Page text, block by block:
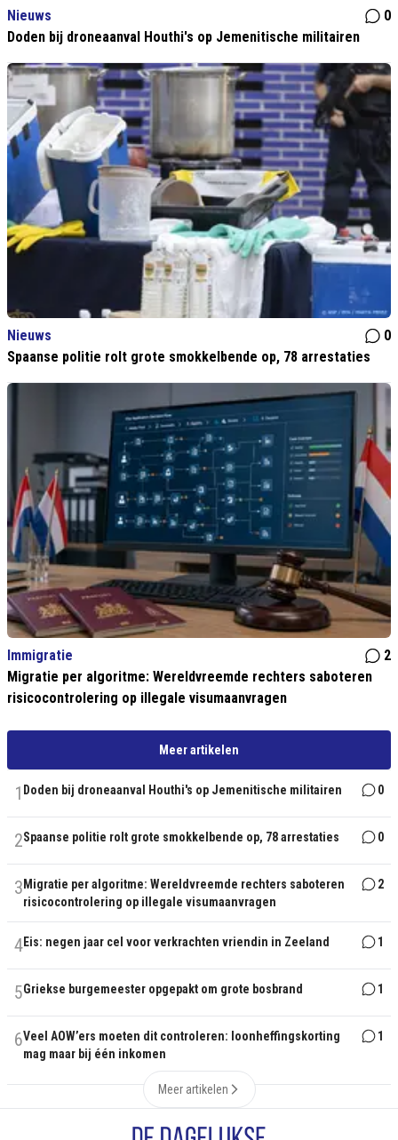
Nieuws
0
Doden bij droneaanval Houthi's op Jemenitische militairen
Nieuws
0
Spaanse politie rolt grote smokkelbende op, 78 arrestaties
Immigratie
2
Migratie per algoritme: Wereldvreemde rechters saboteren
risicocontrolering op illegale visumaanvragen
Meer artikelen
1 Doden bij droneaanval Houthi's op Jemenitische militairen 0
2Spaanse politie rolt grote smokkelbende op, 78 arrestaties 0
3 Migratie per algoritme: Wereldvreemde rechters saboteren
risicocontrolering op illegale visumaanvragen
2
4Eis: negen jaar cel voor verkrachten vriendin in Zeeland 1
5Griekse burgemeester opgepakt om grote bosbrand 1
6Veel AOW’ers moeten dit controleren: loonheffingskorting
mag maar bij één inkomen
1
Meer artikelen